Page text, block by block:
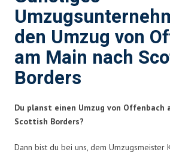
den Umzug von
am Main nach
Borders
Du planst einen Umzug von Offenbach
Scottish Borders?
Dann bist du bei uns, dem Umzugsmeister